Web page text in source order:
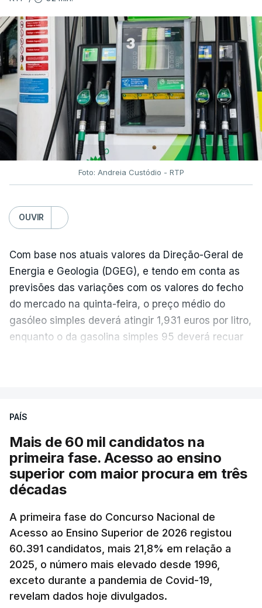
Foto: Andreia Custódio - RTP
OUVIR
Com base nos atuais valores da Direção-Geral de
Energia e Geologia (DGEG), e tendo em conta as
previsões das variações com os valores do fecho
do mercado na quinta-feira, o preço médio do
gasóleo simples deverá atingir 1,931 euros por litro,
enquanto o da gasolina simples 95 deverá recuar
evolução das cotações internacionais do petróleo,
posto de abastecimento, a marca e a localização.
A atualização do desconto do Imposto sobre os
Produtos Petrolíferos (ISP) também poderá
O Governo comprometeu-se a aplicar uma redução
extraordinária e temporária no ISP, sempre que se
verifique um aumento do preço dos combustíveis
superior a 10 cêntimos, para mitigar a escalada de
preços.
PAÍS
Mais de 60 mil candidatos na
primeira fase. Acesso ao ensino
superior com maior procura em três
décadas
A primeira fase do Concurso Nacional de
Acesso ao Ensino Superior de 2026 registou
60.391 candidatos, mais 21,8% em relação a
2025, o número mais elevado desde 1996,
exceto durante a pandemia de Covid-19,
revelam dados hoje divulgados.